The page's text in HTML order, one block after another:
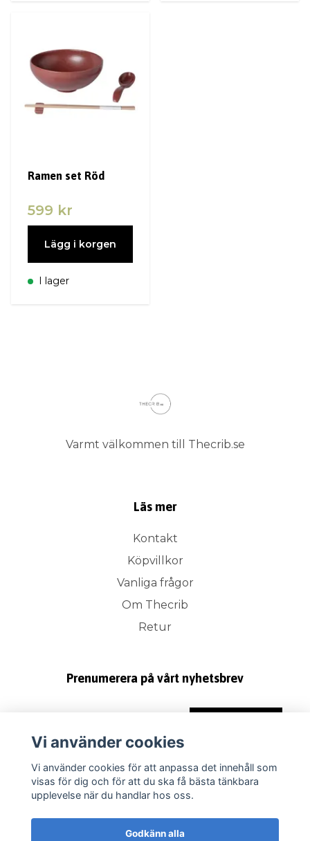
Ramen set Röd
599 kr
Lägg i korgen
I lager
Varmt välkommen till Thecrib.se
Läs mer
Kontakt
Köpvillkor
Vanliga frågor
Om Thecrib
Retur
Prenumerera på vårt nyhetsbrev
Vi använder cookies
Vi använder cookies för att anpassa det innehåll som
visas för dig och för att du ska få bästa tänkbara
upplevelse när du handlar hos oss.
Godkänn alla